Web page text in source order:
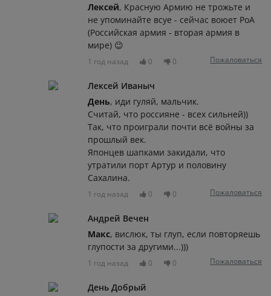
Лексей, Красную Армию не трожьте и
не упоминайте всуе - сейчас воюет РоА
(Российская армия - вторая армия в
мире) 😉
1 год назад 0 0 Пожаловаться
Лексей Иваныч
День, иди гуляй, мальчик.
Считай, что россияне - всех сильней))
Так, что проиграли почти всё войны за
прошлый век.
Японцев шапками закидали, что
утратили порт Артур и половину
Сахалина.
1 год назад 0 0 Пожаловаться
Андрей Вечен
Макс, вислюк, ты глуп, если повторяешь
глупости за другими...)))
1 год назад 0 0 Пожаловаться
День Добрый